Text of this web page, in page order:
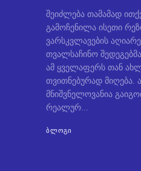
შეიძლება თამამად
გამოჩენილა ისეთი
ვარსკვლავების
თვალსაჩინო
ამ ყველაფერს თან
თვითნებურად მიღება.
მნიშვნელოვანია
რეალურ...
ᲑᲚᲝᲒᲘ